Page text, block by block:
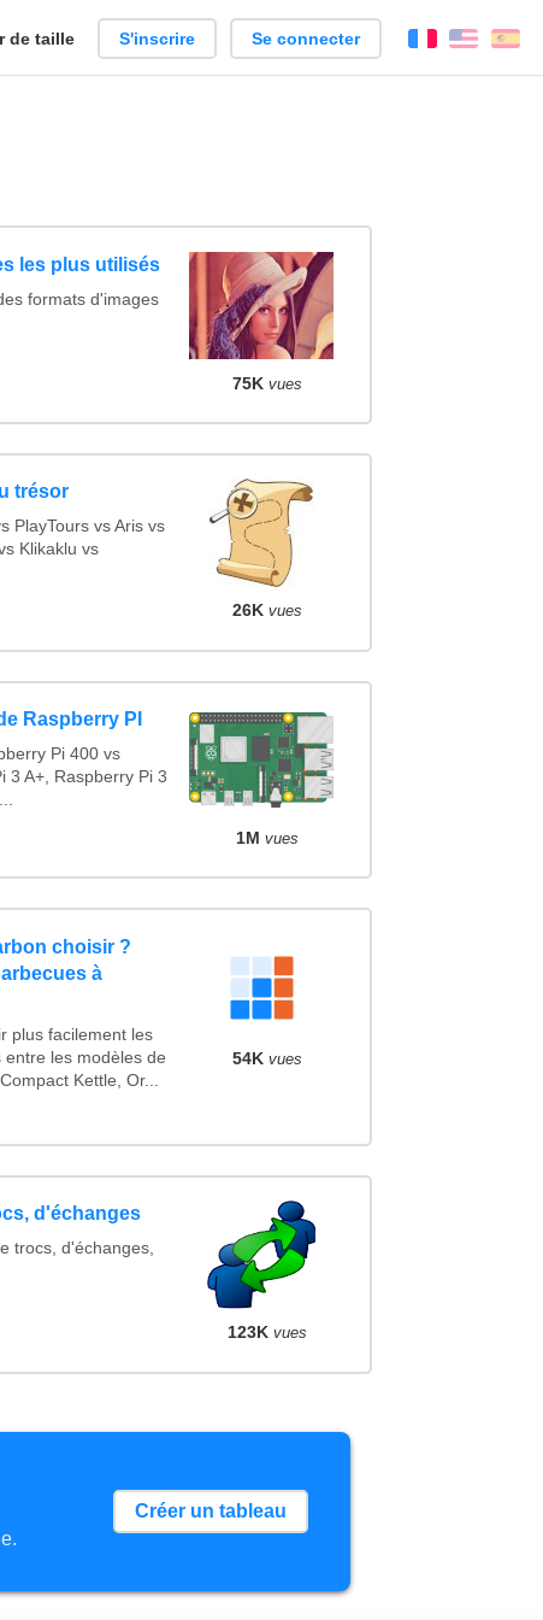
de taille S'inscrire Se connecter FrançaisEnglish
les plus utilisés
formats d'images
75K vues
trésor
PlayTours vs Aris vs
Klikaklu vs
26K vues
Raspberry PI
Pi 400 vs
3 A+, Raspberry Pi 3
1M vues
choisir ?
à
plus facilement les
les modèles de
Kettle, Or...
54K vues
d'échanges
trocs, d'échanges,
123K vues
Créer un tableau